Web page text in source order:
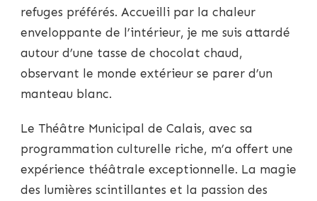
refuges préférés. Accueilli par la chaleur
enveloppante de l’intérieur, je me suis attardé
autour d’une tasse de chocolat chaud,
observant le monde extérieur se parer d’un
manteau blanc.
Le Théâtre Municipal de Calais, avec sa
programmation culturelle riche, m’a offert une
expérience théâtrale exceptionnelle. La magie
des lumières scintillantes et la passion des